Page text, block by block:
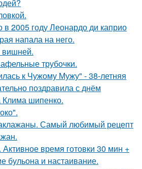
в 2005 году Леонардо ди каприо
напала на него.
вишней.
трубочки.
к Чужому Мужу" - 38-летняя
поздравила с днём
шипенко.
Самый любимый рецепт
время готовки 30 мин +
бульона и настаивание.